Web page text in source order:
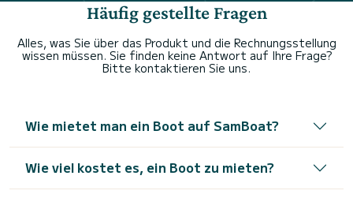
Häufig gestellte Fragen
Alles, was Sie über das Produkt und die Rechnungsstellung
wissen müssen. Sie finden keine Antwort auf Ihre Frage?
Bitte kontaktieren Sie uns.
Wie mietet man ein Boot auf SamBoat?
Wie viel kostet es, ein Boot zu mieten?